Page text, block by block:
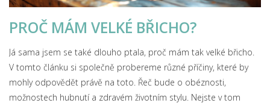
PROČ MÁM VELKÉ BŘICHO?
Já sama jsem se také dlouho ptala, proč mám tak velké břicho.
V tomto článku si společně probereme různé příčiny, které by
mohly odpovědět právě na toto. Řeč bude o obéznosti,
možnostech hubnutí a zdravém životním stylu. Nejste v tom